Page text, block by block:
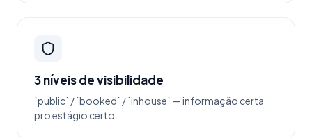
3 níveis de visibilidade
`public` / `booked` / `inhouse` — informação certa
pro estágio certo.